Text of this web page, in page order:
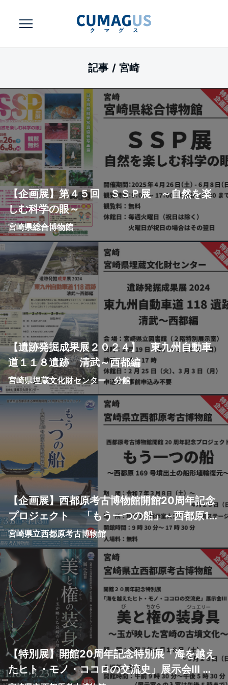
記事 / 宮崎
【企画展】第４５回 ＳＳＰ展 ～自然を楽
しむ科学の眼～
宮崎県総合博物館
【遺跡発掘成果展２０２４】 東九州自動車
道１１８遺跡 清武～西都編
宮崎県埋蔵文化財センター 分館
【企画展】西都原考古博物館開館20周年記念
プロジェクト 「もう一つの船」～西都原16
9号墳出土の船形埴輪復元～
宮崎県立西都原考古博物館
【特別展】開館20周年記念特別展「海を越え
たヒト・モノ・ココロの交流史」展示会Ⅲ